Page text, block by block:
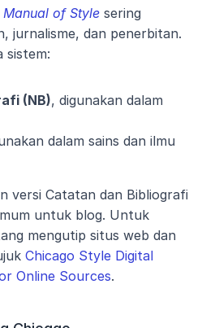
of Style sering
jurnalisme, dan penerbitan.
sistem:
(NB), digunakan dalam
dalam sains dan ilmu
versi Catatan dan Bibliografi
untuk blog. Untuk
mengutip situs web dan
Chicago Style Digital
Online Sources.